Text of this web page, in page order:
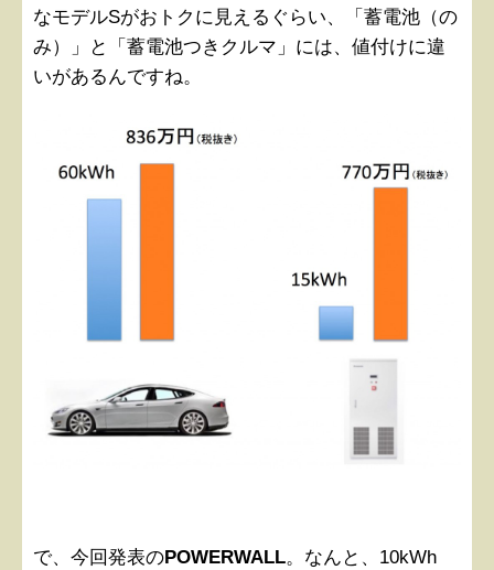
なモデルSがおトクに見えるぐらい、「蓄電池（の
み）」と「蓄電池つきクルマ」には、値付けに違
いがあるんですね。
で、今回発表のPOWERWALL。なんと、10kWh